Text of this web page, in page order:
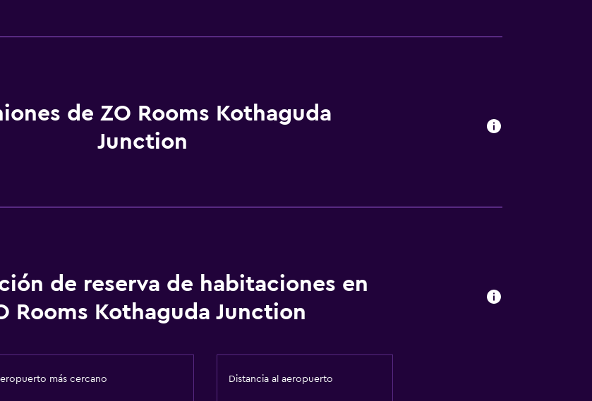
de ZO Rooms Kothaguda
Junction
de reserva de habitaciones en
Rooms Kothaguda Junction
más cercano Distancia al aeropuerto